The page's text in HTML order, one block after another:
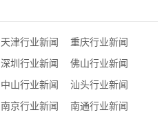
天津行业新闻
重庆行业新闻
深圳行业新闻
佛山行业新闻
中山行业新闻
汕头行业新闻
南京行业新闻
南通行业新闻